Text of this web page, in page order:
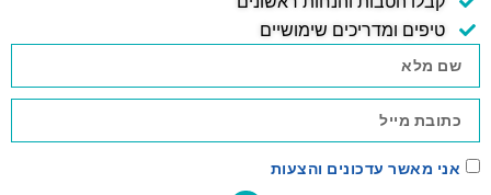
טיפים ומדריכים שימושיים
אני מאשר עדכונים והצעות